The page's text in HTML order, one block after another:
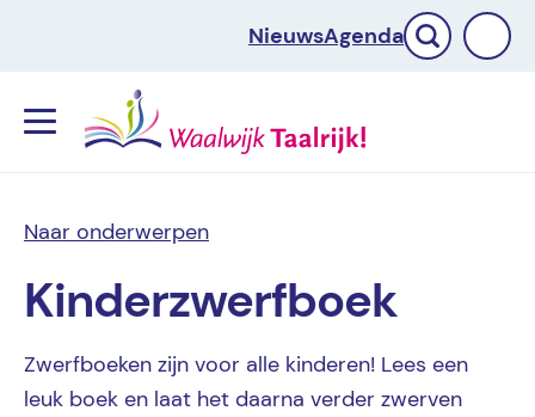
NieuwsAgenda
Menu
Naar onderwerpen
Kinderzwerfboek
Zwerfboeken zijn voor alle kinderen! Lees een
leuk boek en laat het daarna verder zwerven